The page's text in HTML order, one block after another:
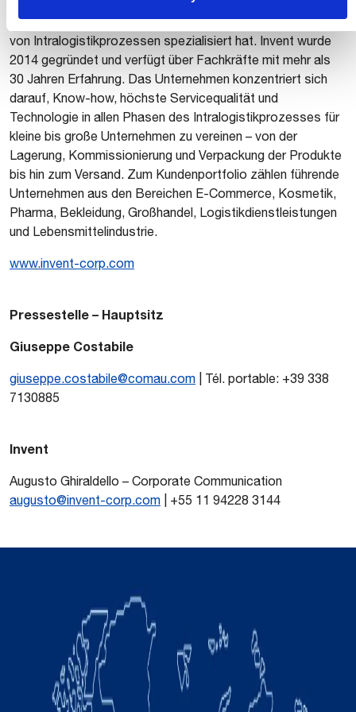
Invent ist ein Unternehmen, das sich auf die Optimierung
von Intralogistikprozessen spezialisiert hat. Invent wurde
2014 gegründet und verfügt über Fachkräfte mit mehr als
30 Jahren Erfahrung. Das Unternehmen konzentriert sich
darauf, Know-how, höchste Servicequalität und
Technologie in allen Phasen des Intralogistikprozesses für
kleine bis große Unternehmen zu vereinen – von der
Lagerung, Kommissionierung und Verpackung der Produkte
bis hin zum Versand. Zum Kundenportfolio zählen führende
Unternehmen aus den Bereichen E-Commerce, Kosmetik,
Pharma, Bekleidung, Großhandel, Logistikdienstleistungen
und Lebensmittelindustrie.
www.invent-corp.com
Pressestelle – Hauptsitz
Giuseppe Costabile
giuseppe.costabile@comau.com | Tél. portable: +39 338
7130885
Invent
Augusto Ghiraldello – Corporate Communication
augusto@invent-corp.com | +55 11 94228 3144